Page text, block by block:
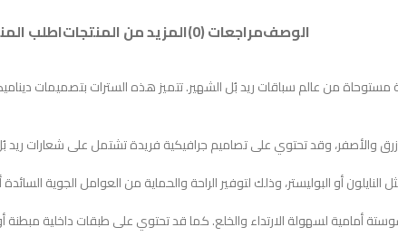
الوصفمراجعات (0) المزيد من المنتجاتاطلب
من عالم سباقات ريد بُل الشهير. تتميز هذه السترات بتصميمات